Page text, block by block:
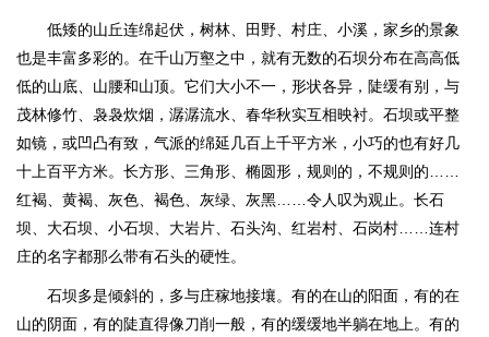
低矮的山丘连绵起伏，树林、田野、村庄、小溪，家乡的景象
也是丰富多彩的。在千山万壑之中，就有无数的石坝分布在高高低
低的山底、山腰和山顶。它们大小不一，形状各异，陡缓有别，与
茂林修竹、袅袅炊烟，潺潺流水、春华秋实互相映衬。石坝或平整
如镜，或凹凸有致，气派的绵延几百上千平方米，小巧的也有好几
十上百平方米。长方形、三角形、椭圆形，规则的，不规则的……
红褐、黄褐、灰色、褐色、灰绿、灰黑……令人叹为观止。长石
坝、大石坝、小石坝、大岩片、石头沟、红岩村、石岗村……连村
庄的名字都那么带有石头的硬性。
石坝多是倾斜的，多与庄稼地接壤。有的在山的阳面，有的在
山的阴面，有的陡直得像刀削一般，有的缓缓地半躺在地上。有的